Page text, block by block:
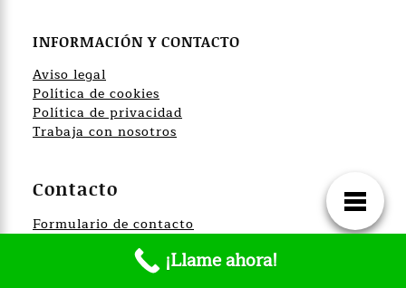
INFORMACIÓN Y CONTACTO
Aviso legal
Política de cookies
Política de privacidad
Trabaja con nosotros
Contacto
Formulario de contacto
Mail: info@cambiarduchaporbañera.es
Teléfono: +34 610 915 050¡Llame ahora!